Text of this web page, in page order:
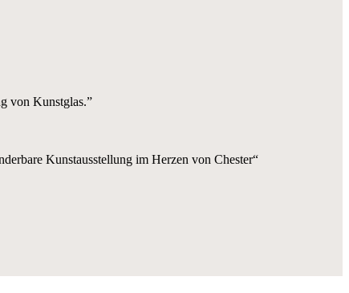
von Kunstglas.”
Kunstausstellung im Herzen von Chester“